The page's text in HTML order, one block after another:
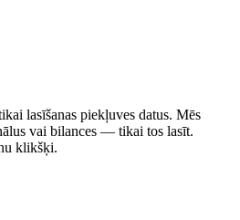
lasīšanas piekļuves datus. Mēs
vai bilances — tikai tos lasīt.
klikšķi.